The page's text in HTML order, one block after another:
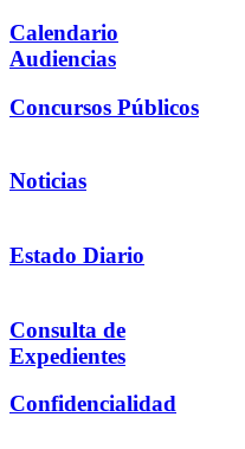
Calendario
Audiencias
Concursos Públicos
Noticias
Estado Diario
Consulta de
Expedientes
Confidencialidad